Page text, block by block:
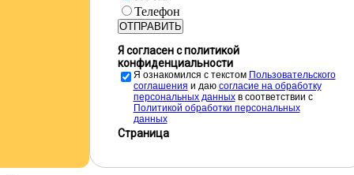
Телефон
ОТПРАВИТЬ
Я согласен с политикой
конфиденциальности
Я ознакомился с текстом Пользовательского
соглашения и даю cогласие на обработку
персональных данныхв соответствии с
Политикой обработки персональных
данных
Страница